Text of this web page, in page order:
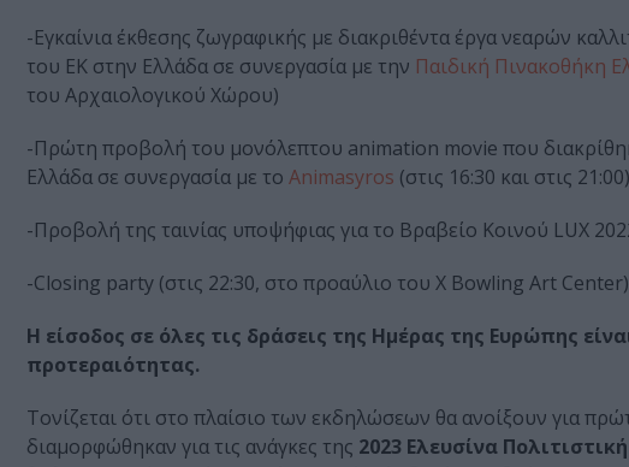
-Εγκαίνια έκθεσης ζωγραφικής με διακριθέντα έργα νεαρών
του ΕΚ στην Ελλάδα σε συνεργασία με την Παιδική Πινακοθήκη
του Αρχαιολογικού Χώρου)
-Πρώτη προβολή του μονόλεπτου animation movie που
Ελλάδα σε συνεργασία με το Animasyros (στις 16:30 και στις 21:00)
-Προβολή της ταινίας υποψήφιας για το Βραβείο Κοινού LUX
-Closing party (στις 22:30, στο προαύλιο του X Bowling Art Center)
Η είσοδος σε όλες τις δράσεις της Ημέρας της Ευρώπης
προτεραιότητας.
Τονίζεται ότι στο πλαίσιο των εκδηλώσεων θα ανοίξουν για
διαμορφώθηκαν για τις ανάγκες της 2023 Ελευσίνα